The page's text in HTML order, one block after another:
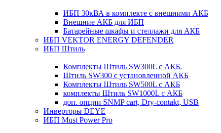
ИБП 30кВА в комплекте с внешними АКБ
Внешние АКБ для ИБП
Батарейные шкафы и стеллажи для АКБ
ИБП VEKTOR ENERGY DEFENDER
ИБП Штиль
Комплекты Штиль SW300L с АКБ.
Штиль SW300 с установленной АКБ
Комплекты Штиль SW500L с АКБ
комплекты Штиль SW1000L с АКБ
доп. опции SNMP cart, Dry-contakt, USB
Инверторы DEYE
ИБП Must Power Pro